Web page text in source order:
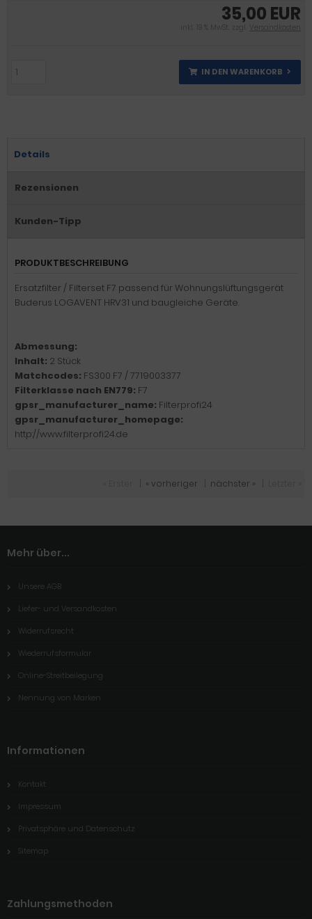
35,00 EUR
inkl. 19 % MwSt. zzgl. Versandkosten
IN DEN WARENKORB
Details
Rezensionen
Kunden-Tipp
PRODUKTBESCHREIBUNG
Ersatzfilter / Filterset F7 passend für Wohnungslüftungsgerät
Buderus LOGAVENT HRV31 und baugleiche Geräte.
Abmessung:
Inhalt: 2 Stück
Matchcodes: FS300 F7 / 7719003377
Filterklasse nach EN779: F7
gpsr_manufacturer_name: Filterprofi24
gpsr_manufacturer_homepage:
http://www.filterprofi24.de
« vorheriger nächster »
Mehr über...
Unsere AGB
Liefer- und Versandkosten
Widerrufsrecht
Wiederrufsformular
Online-Streitbeilegung
Nennung von Marken
Informationen
Kontakt
Impressum
Privatsphäre und Datenschutz
Sitemap
Zahlungsmethoden